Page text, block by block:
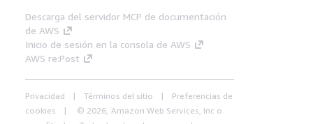
Descarga del servidor MCP de documentación
de AWS
Inicio de sesión en la consola de AWS
AWS re:Post
Privacidad Términos del sitio
Preferencias de
cookies
© 2026, Amazon Web Services, Inc o